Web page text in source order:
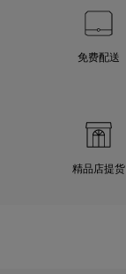
免费配送
精品店提货